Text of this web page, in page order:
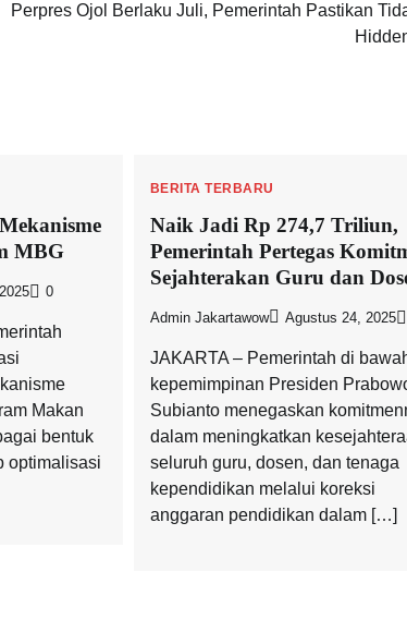
Perpres Ojol Berlaku Juli, Pemerintah Pastikan
MBG
0
Makan
bentuk
optimalisasi
BERITA TERBARU
Naik Jadi Rp 274,7 Triliun,
Pemerintah Pertegas
Sejahterakan Guru dan
Admin Jakartawow Agustus 24, 2025
JAKARTA – Pemerintah di
kepemimpinan Presiden
Subianto menegaskan
dalam meningkatkan
seluruh guru, dosen, dan tenaga
kependidikan melalui koreksi
anggaran pendidikan dalam […]